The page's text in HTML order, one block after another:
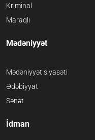
Kriminal
Maraqlı
Mədəniyyət
Mədəniyyət siyasəti
Ədəbiyyat
Sənət
İdman